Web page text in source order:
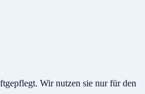
Wir nutzen sie nur für den